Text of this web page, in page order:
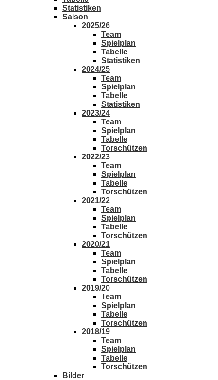
Statistiken
Saison
2025/26
Team
Spielplan
Tabelle
Statistiken
2024/25
Team
Spielplan
Tabelle
Statistiken
2023/24
Team
Spielplan
Tabelle
Torschützen
2022/23
Team
Spielplan
Tabelle
Torschützen
2021/22
Team
Spielplan
Tabelle
Torschützen
2020/21
Team
Spielplan
Tabelle
Torschützen
2019/20
Team
Spielplan
Tabelle
Torschützen
2018/19
Team
Spielplan
Tabelle
Torschützen
Bilder